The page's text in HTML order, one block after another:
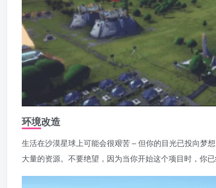
环境改造
生活在沙漠星球上可能会很艰苦 – 但你的目光已投向梦
大量的资源。不要绝望，因为当你开始这个项目时，你